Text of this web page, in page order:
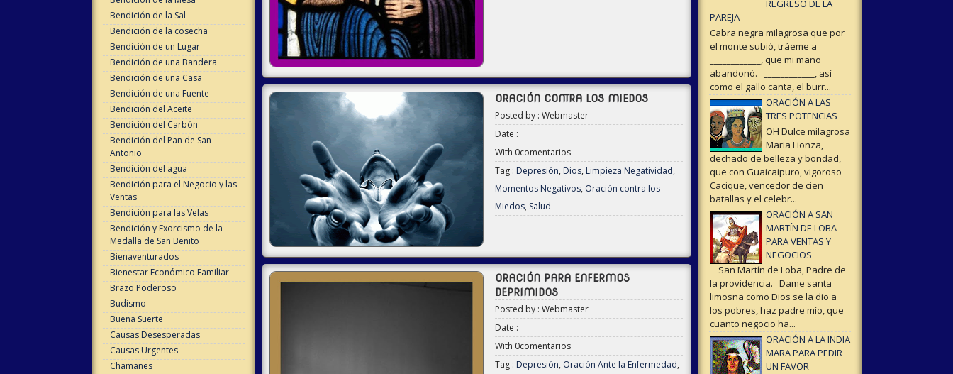
Bendición de la Sal
Bendición de la cosecha
Bendición de un Lugar
Bendición de una Bandera
Bendición de una Casa
Bendición de una Fuente
Bendición del Aceite
Bendición del Carbón
Bendición del Pan de San
Antonio
Bendición del agua
Bendición para el Negocio y las
Ventas
Bendición para las Velas
Bendición y Exorcismo de la
Medalla de San Benito
Bienaventurados
Bienestar Económico Familiar
Brazo Poderoso
Budismo
Buena Suerte
Causas Desesperadas
Causas Urgentes
Chamanes
ORACIÓN CONTRA LOS MIEDOS
Posted by : Webmaster
Date :
With 0comentarios
Tag : Depresión, Dios, Limpieza Negatividad,
Momentos Negativos, Oración contra los
Miedos, Salud
ORACIÓN PARA ENFERMOS
DEPRIMIDOS
Posted by : Webmaster
Date :
With 0comentarios
Tag : Depresión, Oración Ante la Enfermedad,
REGRESO DE LA
PAREJA
Cabra negra milagrosa que por
el monte subió, tráeme a
____________, que mi mano
abandonó. ____________, así
como el gallo canta, el burr...
ORACIÓN A LAS
TRES POTENCIAS
OH Dulce milagrosa
Maria Lionza,
dechado de belleza y bondad,
que con Guaicaipuro, vigoroso
Cacique, vencedor de cien
batallas y el celebr...
ORACIÓN A SAN
MARTÍN DE LOBA
PARA VENTAS Y
NEGOCIOS
San Martín de Loba, Padre de
la providencia. Dame santa
limosna como Dios se la dio a
los pobres, haz padre mío, que
cuanto negocio ha...
ORACIÓN A LA INDIA
MARA PARA PEDIR
UN FAVOR